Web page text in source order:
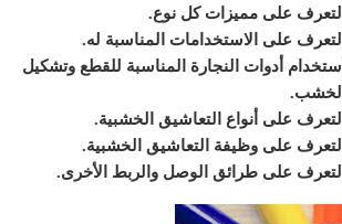
التعرف على مميزات كل نوع.
التعرف على الاستخدامات المناسبة له.
استخدام أدوات النجارة المناسبة للقطع وتشكيل
الخشب.
التعرف على أنواع التعاشيق الخشبية.
التعرف على وظيفة التعاشيق الخشبية.
التعرف على طرائق الوصل والربط الأخرى.